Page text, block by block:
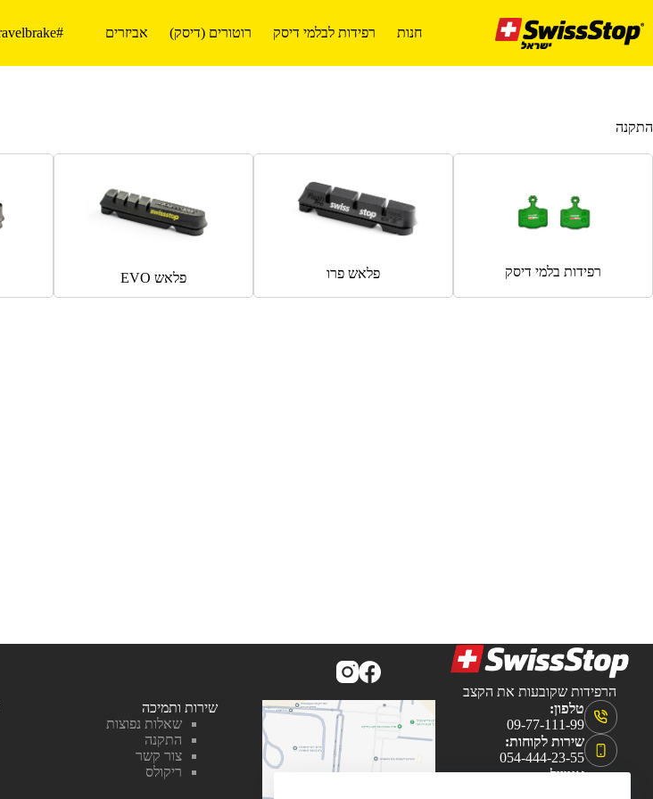
to
content
חנות רפידות לבלמי דיסק רוטורים (דיסק) אביזרים #gravelbrake
התקנה
רפידות בלמי דיסק פלאש פרו פלאש EVO
הרפידות שקובעות את הקצב
טלפון:
09-77-111-99
שירות לקוחות:
054-444-23-55
אימייל:
שירות ותמיכה
שאלות נפוצות
התקנה
צור קשר
ריקולס